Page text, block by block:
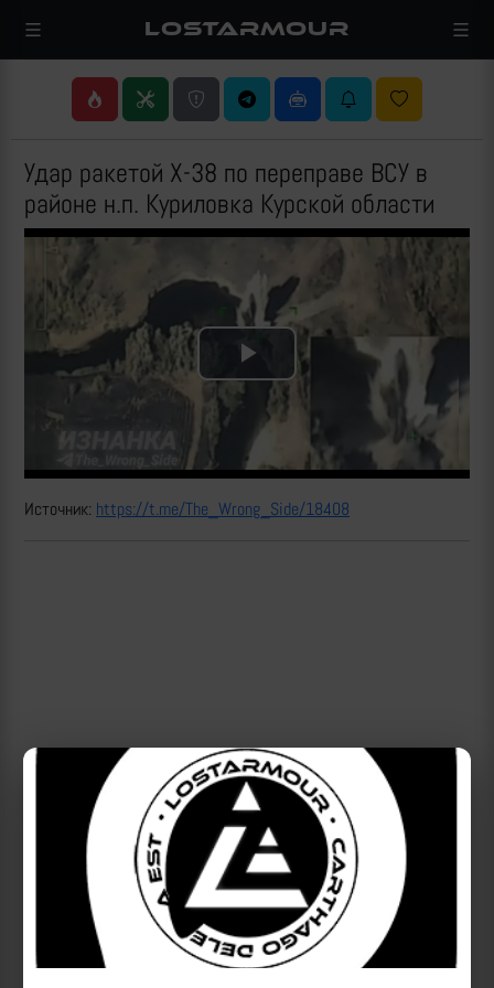
LOSTARMOUR
Удар ракетой Х-38 по переправе ВСУ в
районе н.п. Куриловка Курской области
Play
Video
Источник: https://t.me/The_Wrong_Side/18408